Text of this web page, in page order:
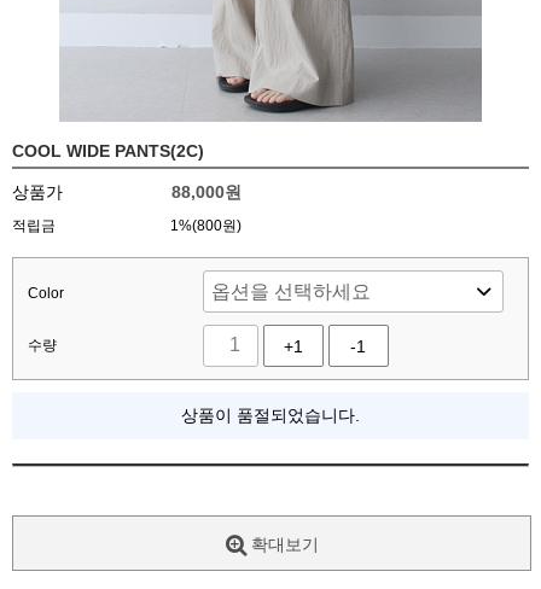
COOL WIDE PANTS(2C)
상품가 88,000원
적립금 1%(800원)
Color
수량 +1 -1
상품이 품절되었습니다.
확대보기